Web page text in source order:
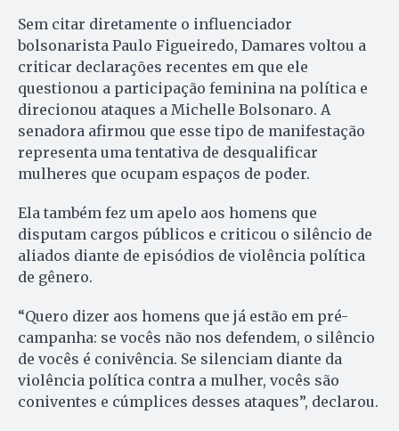
Sem citar diretamente o influenciador
bolsonarista Paulo Figueiredo, Damares voltou a
criticar declarações recentes em que ele
questionou a participação feminina na política e
direcionou ataques a Michelle Bolsonaro. A
senadora afirmou que esse tipo de manifestação
representa uma tentativa de desqualificar
mulheres que ocupam espaços de poder.
Ela também fez um apelo aos homens que
disputam cargos públicos e criticou o silêncio de
aliados diante de episódios de violência política
de gênero.
“Quero dizer aos homens que já estão em pré-
campanha: se vocês não nos defendem, o silêncio
de vocês é conivência. Se silenciam diante da
violência política contra a mulher, vocês são
coniventes e cúmplices desses ataques”, declarou.